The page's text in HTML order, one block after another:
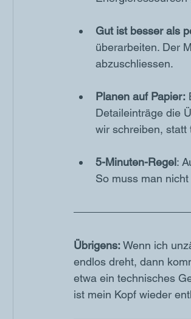
Gut ist besser als
überarbeiten. Der
abzuschliessen.
Planen auf Papier:
Detaileinträge die
wir schreiben, statt
5-Minuten-Regel:
So muss man
Übrigens: Wenn ich
endlos dreht, dann
etwa ein technisches
ist mein Kopf wieder